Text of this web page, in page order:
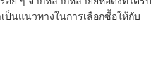
ป็นแนวทางในการเลือกซื้อให้กับ